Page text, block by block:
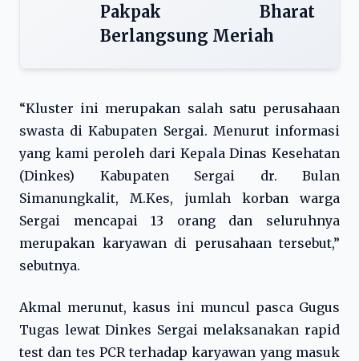
Pakpak Bharat
Berlangsung Meriah
“Kluster ini merupakan salah satu perusahaan
swasta di Kabupaten Sergai. Menurut informasi
yang kami peroleh dari Kepala Dinas Kesehatan
(Dinkes) Kabupaten Sergai dr. Bulan
Simanungkalit, M.Kes, jumlah korban warga
Sergai mencapai 13 orang dan seluruhnya
merupakan karyawan di perusahaan tersebut,”
sebutnya.
Akmal merunut, kasus ini muncul pasca Gugus
Tugas lewat Dinkes Sergai melaksanakan rapid
test dan tes PCR terhadap karyawan yang masuk